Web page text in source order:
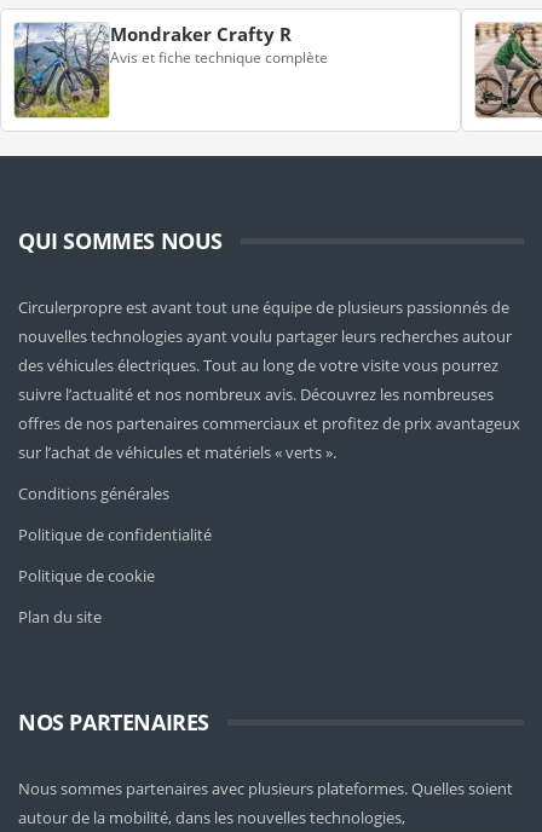
Mondraker Crafty R
Avis et fiche technique complète
QUI SOMMES NOUS
Circulerpropre est avant tout une équipe de plusieurs passionnés de
nouvelles technologies ayant voulu partager leurs recherches autour
des véhicules électriques. Tout au long de votre visite vous pourrez
suivre l’actualité et nos nombreux avis. Découvrez les nombreuses
offres de nos partenaires commerciaux et profitez de prix avantageux
sur l’achat de véhicules et matériels « verts ».
Conditions générales
Politique de confidentialité
Politique de cookie
Plan du site
NOS PARTENAIRES
Nous sommes partenaires avec plusieurs plateformes. Quelles soient
autour de la mobilité, dans les nouvelles technologies,